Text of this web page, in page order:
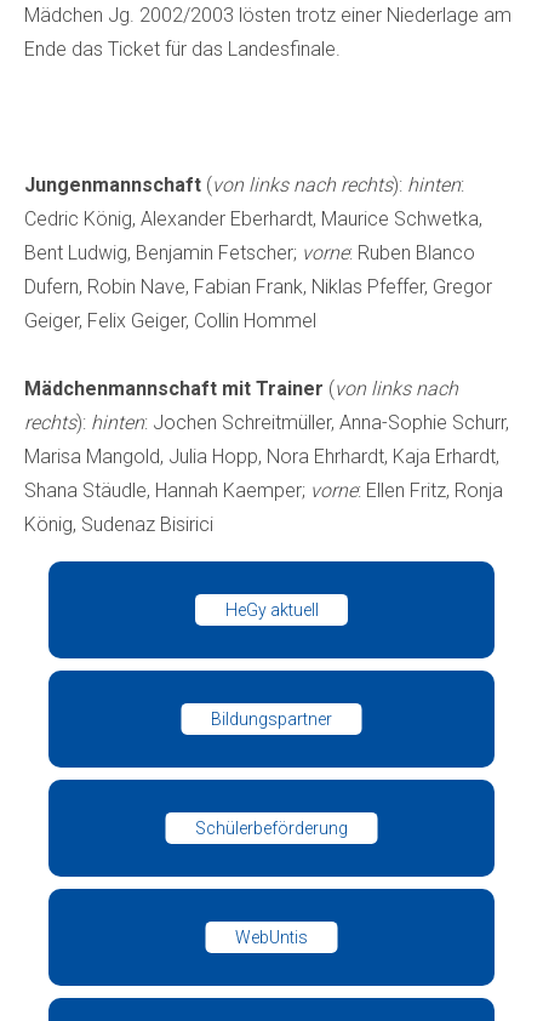
Mädchen Jg. 2002/2003 lösten trotz einer Niederlage am
Ende das Ticket für das Landesfinale.
Jungenmannschaft (von links nach rechts): hinten:
Cedric König, Alexander Eberhardt, Maurice Schwetka,
Bent Ludwig, Benjamin Fetscher; vorne: Ruben Blanco
Dufern, Robin Nave, Fabian Frank, Niklas Pfeffer, Gregor
Geiger, Felix Geiger, Collin Hommel
Mädchenmannschaft mit Trainer (von links nach
rechts): hinten: Jochen Schreitmüller, Anna-Sophie Schurr,
Marisa Mangold, Julia Hopp, Nora Ehrhardt, Kaja Erhardt,
Shana Stäudle, Hannah Kaemper; vorne: Ellen Fritz, Ronja
König, Sudenaz Bisirici
HeGy aktuell
Bildungspartner
Schülerbeförderung
WebUntis